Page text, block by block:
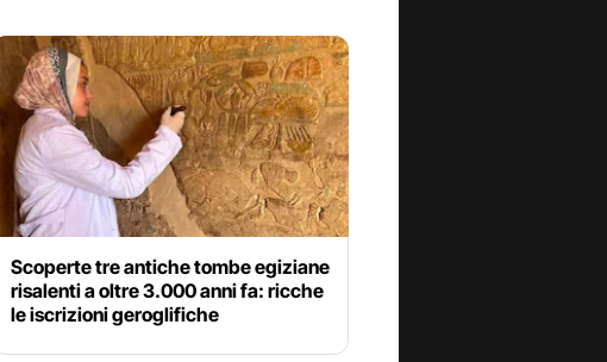
Scoperte tre antiche tombe egiziane
risalenti a oltre 3.000 anni fa: ricche
le iscrizioni geroglifiche